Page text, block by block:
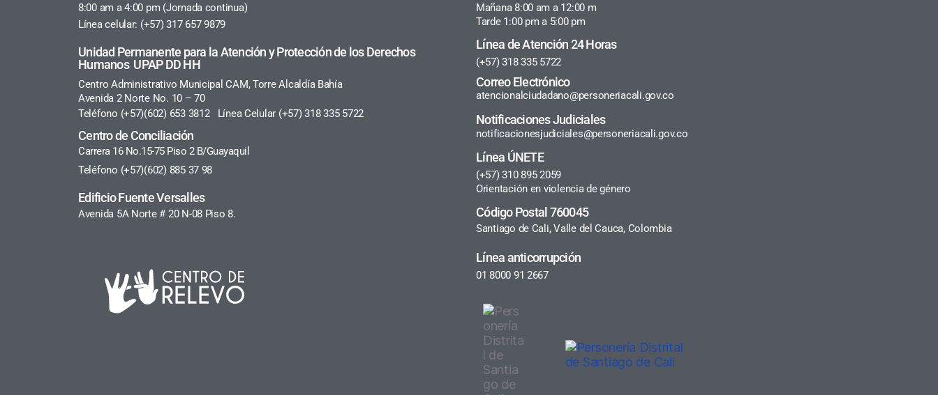
8:00 am a 4:00 pm (Jornada continua)
Línea celular: (+57) 317 657 9879
Unidad Permanente para la Atención y Protección de los Derechos
Humanos UPAP DD HH
Centro Administrativo Municipal CAM, Torre Alcaldía Bahía
Avenida 2 Norte No. 10 – 70
Teléfono (+57)(602) 653 3812 Línea Celular (+57) 318 335 5722
Centro de Conciliación
Carrera 16 No.15-75 Piso 2 B/Guayaquil
Teléfono (+57)(602) 885 37 98
Edificio Fuente Versalles
Avenida 5A Norte # 20 N-08 Piso 8.
Mañana 8:00 am a 12:00 m
Tarde 1:00 pm a 5:00 pm
Línea de Atención 24 Horas
(+57) 318 335 5722
Correo Electrónico
atencionalciudadano@personeriacali.gov.co
Notificaciones Judiciales
notificacionesjudiciales@personeriacali.gov.co
Línea ÚNETE
(+57) 310 895 2059
Orientación en violencia de género
Código Postal 760045
Santiago de Cali, Valle del Cauca, Colombia
Línea anticorrupción
01 8000 91 2667